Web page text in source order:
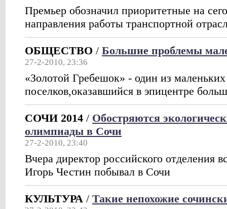
Премьер обозначил приоритетные на
направления работы транспортной
ОБЩЕСТВО / Большие проблемы
27-2-2010, 23:36
«Золотой Гребешок» - один из
поселков,оказавшийся в эпицентре
СОЧИ 2014 / Обостряются
олимпиады в Сочи
27-2-2010, 23:40
Вчера директор российского отделения
Игорь Честин побывал в Сочи
КУЛЬТУРА / Такие непохожие